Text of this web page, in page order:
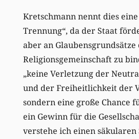
Kretschmann nennt dies
Trennung“, da der Staat
aber an
Religionsgemeinschaft zu
„keine Verletzung der
und der Freiheitlichkeit der
sondern eine große Chance
ein Gewinn für die
verstehe ich einen säkularen